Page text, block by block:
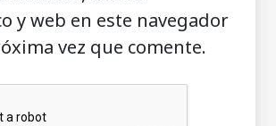
y web en este navegador
vez que comente.